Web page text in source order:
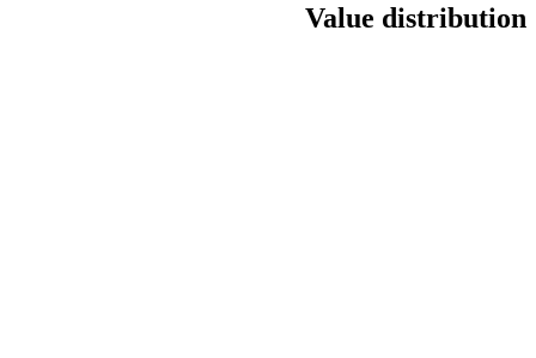
Value distribution